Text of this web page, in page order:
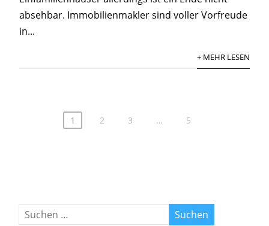
absehbar. Immobilienmakler sind voller Vorfreude
in...
+ MEHR LESEN
1 2 3 … 5